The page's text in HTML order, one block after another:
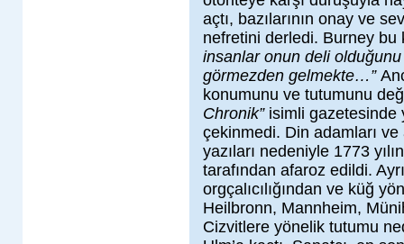
açtı, bazılarının onay ve
nefretini derledi. Burney bu
insanlar onun deli
görmezden gelmekte…”
konumunu ve tutumunu
Chronik” isimli gazetesinde
çekinmedi. Din adamları ve
yazıları nedeniyle 1773
tarafından afaroz edildi.
orgçalıcılığından ve küğ
Heilbronn, Mannheim,
Cizvitlere yönelik tutumu